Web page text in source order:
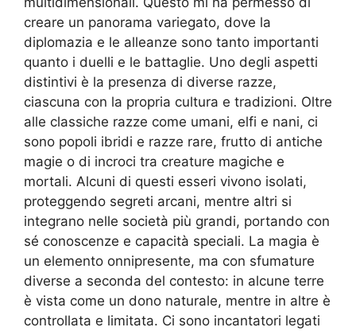
creare un panorama variegato, dove la
diplomazia e le alleanze sono tanto importanti
quanto i duelli e le battaglie. Uno degli aspetti
distintivi è la presenza di diverse razze,
ciascuna con la propria cultura e tradizioni. Oltre
alle classiche razze come umani, elfi e nani, ci
sono popoli ibridi e razze rare, frutto di antiche
magie o di incroci tra creature magiche e
mortali. Alcuni di questi esseri vivono isolati,
proteggendo segreti arcani, mentre altri si
integrano nelle società più grandi, portando con
sé conoscenze e capacità speciali. La magia è
un elemento onnipresente, ma con sfumature
diverse a seconda del contesto: in alcune terre
è vista come un dono naturale, mentre in altre è
controllata e limitata. Ci sono incantatori legati